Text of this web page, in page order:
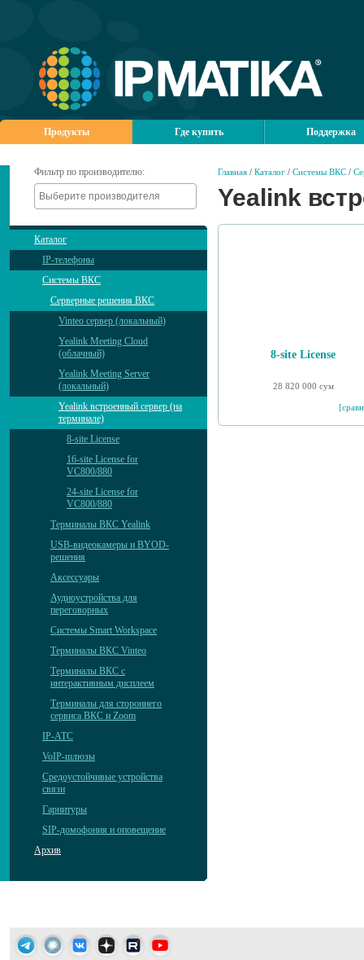
Продукты Где купить Поддержка
Фильтр по производителю:
Каталог
IP-телефоны
Системы ВКС
Серверные решения ВКС
Vinteo сервер (локальный)
Yealink Meeting Cloud
(облачный)
Yealink Meeting Server
(локальный)
Yealink встроенный сервер (на
терминале)
8-site License
16-site License for
VC800/880
24-site License for
VC800/880
Терминалы ВКС Yealink
USB-видеокамеры и BYOD-
решения
Аксессуары
Аудиоустройства для
переговорных
Системы Smart Workspace
Терминалы ВКС Vinteo
Терминалы ВКС с
интерактивным дисплеем
Терминалы для стороннего
сервиса ВКС и Zoom
IP-АТС
VoIP-шлюзы
Средоустойчивые устройства
связи
Гарнитуры
SIP-домофония и оповещение
Архив
Главная / Каталог / Системы ВКС /
Yealink
8-site License
28 820 000 сум